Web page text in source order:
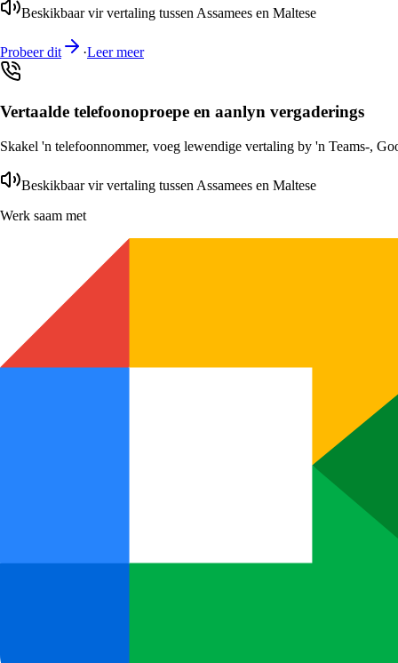
Beskikbaar vir vertaling tussen Assamees en Maltese
Probeer dit ·Leer meer
Vertaalde telefoonoproepe en aanlyn vergaderings
Skakel 'n telefoonnommer, voeg lewendige vertaling by 'n Teams-,
Beskikbaar vir vertaling tussen Assamees en Maltese
Werk saam met